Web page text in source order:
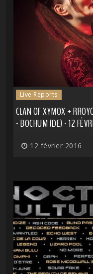
Live Reports
CLAN OF XYMOX +
- BOCHUM (DE) - 12
12 février 2016